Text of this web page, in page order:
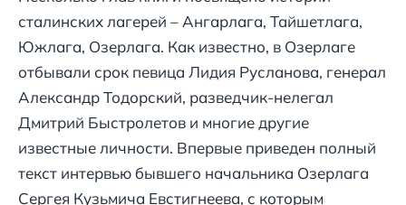
сталинских лагерей – Ангарлага, Тайшетлага,
Южлага, Озерлага. Как известно, в Озерлаге
отбывали срок певица Лидия Русланова, генерал
Александр Тодорский, разведчик-нелегал
Дмитрий Быстролетов и многие другие
известные личности. Впервые приведен полный
текст интервью бывшего начальника Озерлага
Сергея Кузьмича Евстигнеева, с которым